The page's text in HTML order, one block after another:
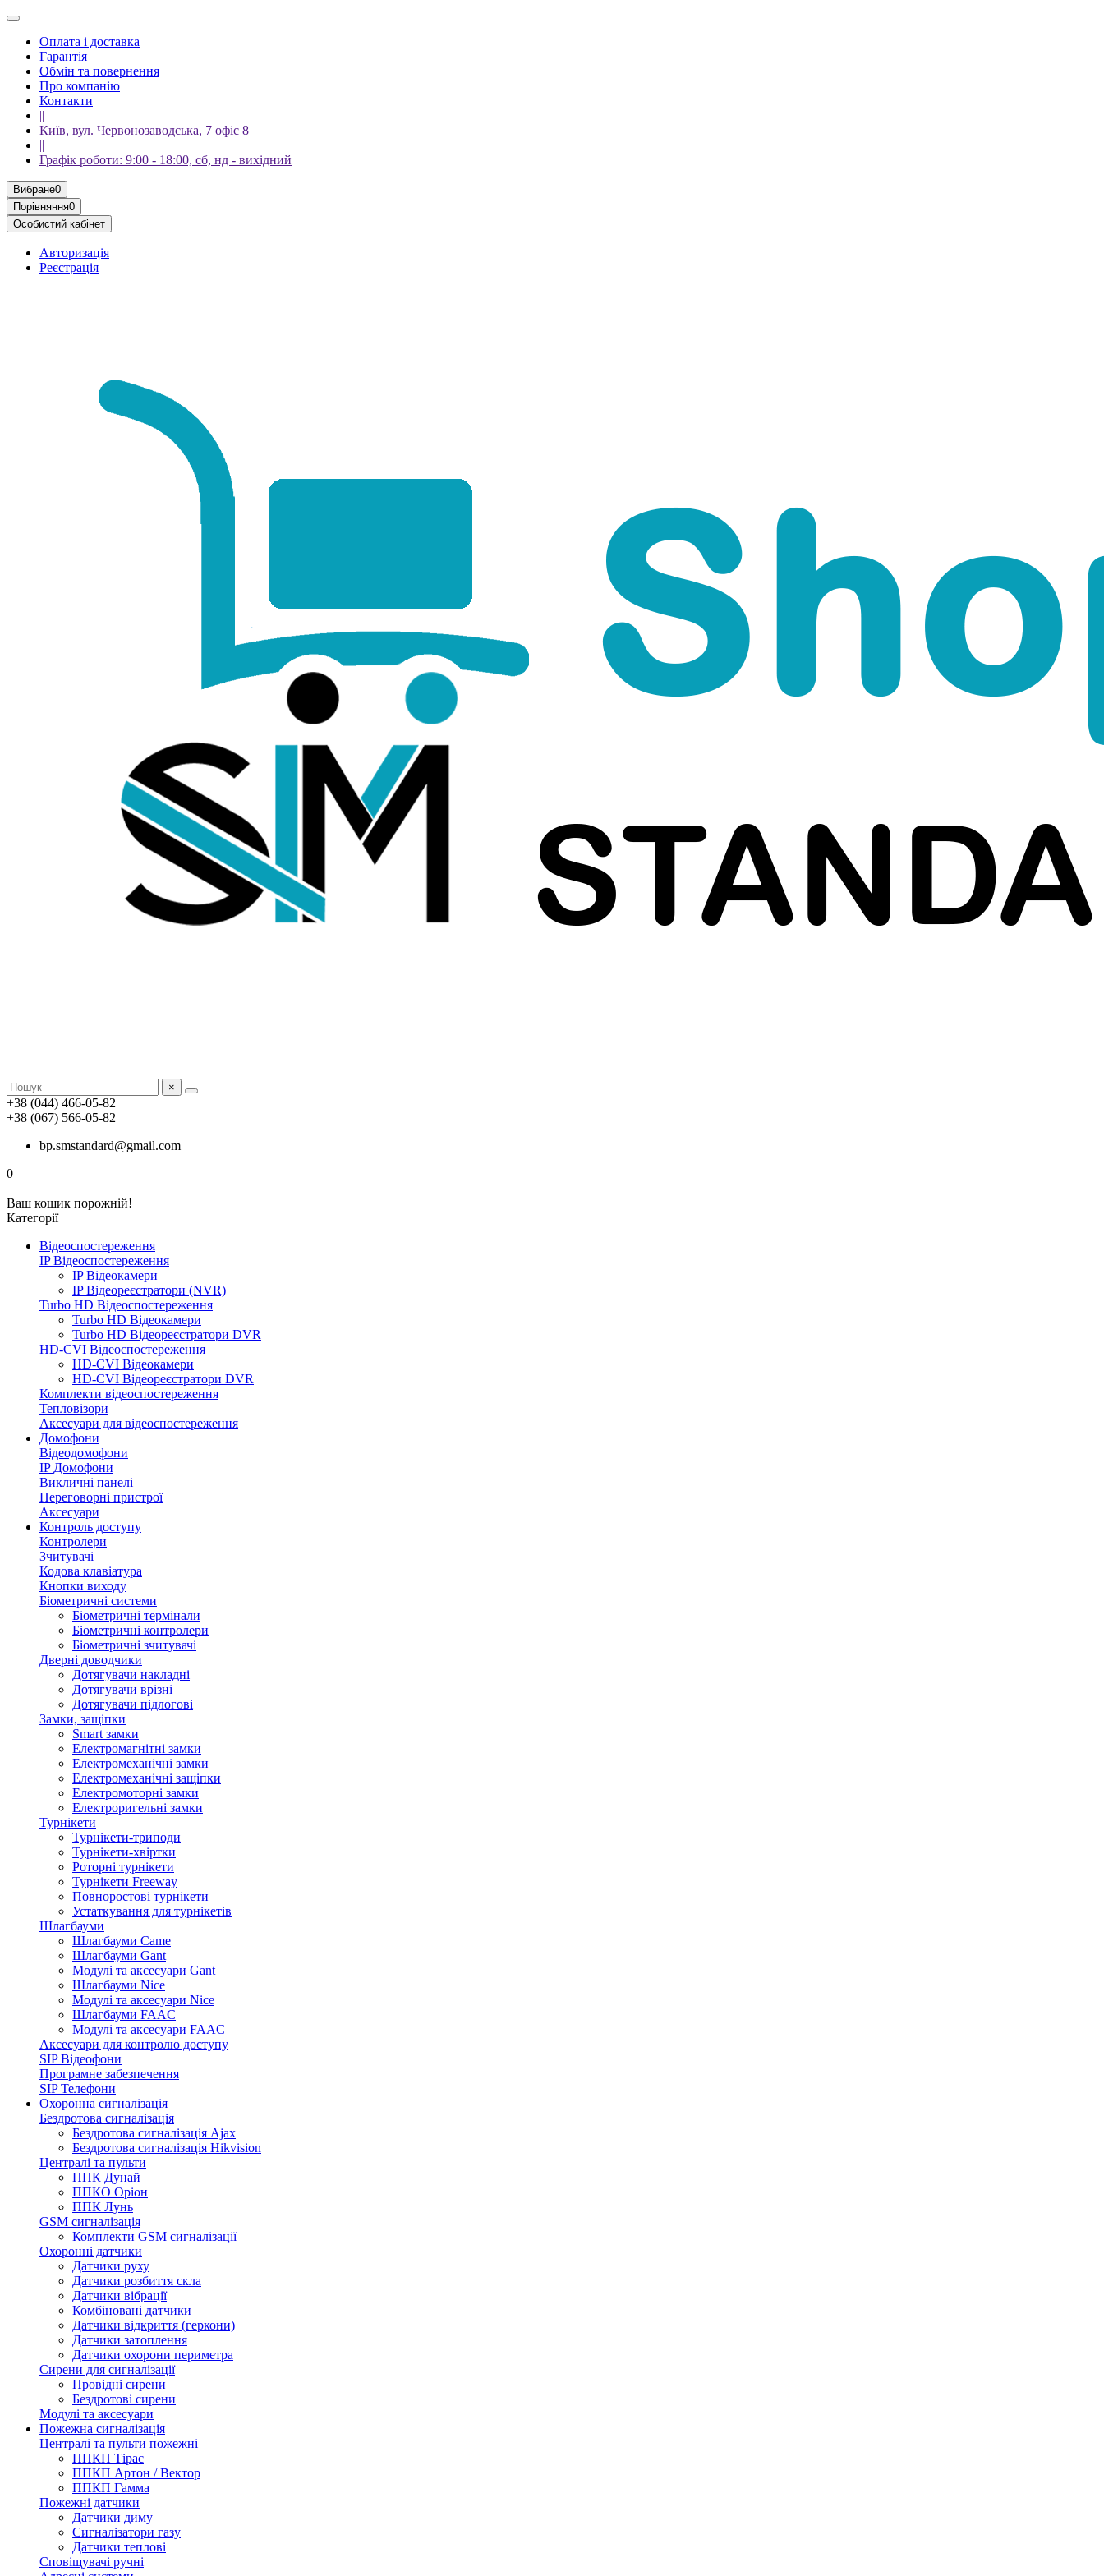
Оплата і доставка
Гарантія
Обмін та повернення
Про компанію
Контакти
||
Київ, вул. Червонозаводська, 7 офіс 8
||
Графік роботи: 9:00 - 18:00, сб, нд - вихідний
Вибране0
Порівняння0
Особистий кабінет
Авторизація
Реєстрація
×
+38 (044) 466-05-82
+38 (067) 566-05-82
bp.smstandard@gmail.com
0
Ваш кошик порожній!
Категорії
Відеоспостереження
IP Відеоспостереження
IP Відеокамери
IP Відеореєстратори (NVR)
Turbo HD Відеоспостереження
Turbo HD Відеокамери
Turbo HD Відеореєстратори DVR
HD-CVI Відеоспостереження
HD-CVI Відеокамери
HD-CVI Відеореєстратори DVR
Комплекти відеоспостереження
Тепловізори
Аксесуари для відеоспостереження
Домофони
Відеодомофони
IP Домофони
Викличні панелі
Переговорні пристрої
Аксесуари
Контроль доступу
Контролери
Зчитувачі
Кодова клавіатура
Кнопки виходу
Біометричні системи
Біометричні термінали
Біометричні контролери
Біометричні зчитувачі
Дверні доводчики
Дотягувачи накладні
Дотягувачи врізні
Дотягувачи підлогові
Замки, защіпки
Smart замки
Електромагнітні замки
Електромеханічні замки
Електромеханічні защіпки
Електромоторні замки
Електроригельні замки
Турнікети
Турнікети-триподи
Турнікети-хвіртки
Роторні турнікети
Турнікети Freeway
Повноростові турнікети
Устаткування для турнікетів
Шлагбауми
Шлагбауми Came
Шлагбауми Gant
Модулі та аксесуари Gant
Шлагбауми Nice
Модулі та аксесуари Nice
Шлагбауми FAAC
Модулі та аксесуари FAAC
Аксесуари для контролю доступу
SIP Відеофони
Програмне забезпечення
SIP Телефони
Охоронна сигналізація
Бездротова сигналізація
Бездротова сигналізація Ajax
Бездротова сигналізація Hikvision
Централі та пульти
ППК Дунай
ППКО Оріон
ППК Лунь
GSM сигналізація
Комплекти GSM сигналізації
Охоронні датчики
Датчики руху
Датчики розбиття скла
Датчики вібрації
Комбіновані датчики
Датчики відкриття (геркони)
Датчики затоплення
Датчики охорони периметра
Сирени для сигналізації
Провідні сирени
Бездротові сирени
Модулі та аксесуари
Пожежна сигналізація
Централі та пульти пожежні
ППКП Тірас
ППКП Артон / Вектор
ППКП Гамма
Пожежні датчики
Датчики диму
Сигналізатори газу
Датчики теплові
Сповіщувачі ручні